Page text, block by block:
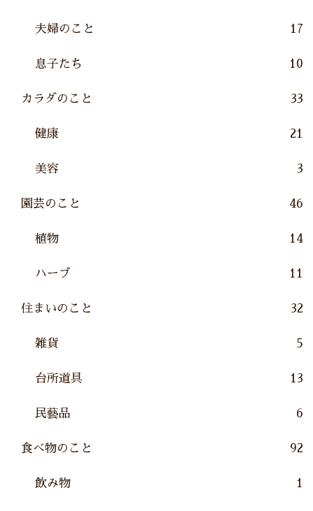
夫婦のこと 17
息子たち 10
カラダのこと 33
健康 21
美容 3
園芸のこと 46
植物 14
ハーブ 11
住まいのこと 32
雑貨 5
台所道具 13
民藝品 6
食べ物のこと 92
飲み物 1